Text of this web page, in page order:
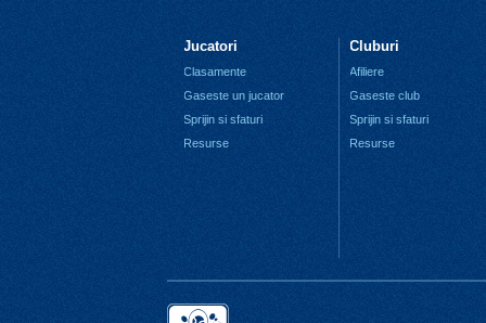
Jucatori
Clasamente
Gaseste un jucator
Sprijin si sfaturi
Resurse
Cluburi
Afiliere
Gaseste club
Sprijin si sfaturi
Resurse